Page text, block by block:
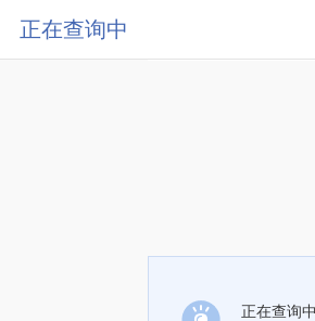
正在查询中
正在查询